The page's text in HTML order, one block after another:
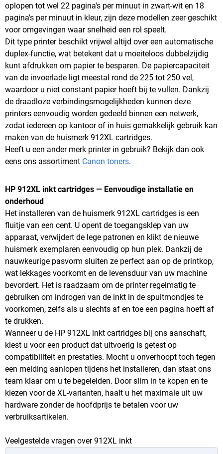
oplopen tot wel 22 pagina's per minuut in zwart-wit en 18
pagina's per minuut in kleur, zijn deze modellen zeer geschikt
voor omgevingen waar snelheid een rol speelt.
Dit type printer beschikt vrijwel altijd over een automatische
duplex-functie, wat betekent dat u moeiteloos dubbelzijdig
kunt afdrukken om papier te besparen. De papiercapaciteit
van de invoerlade ligt meestal rond de 225 tot 250 vel,
waardoor u niet constant papier hoeft bij te vullen. Dankzij
de draadloze verbindingsmogelijkheden kunnen deze
printers eenvoudig worden gedeeld binnen een netwerk,
zodat iedereen op kantoor of in huis gemakkelijk gebruik kan
maken van de huismerk 912XL cartridges.
Heeft u een ander merk printer in gebruik? Bekijk dan ook
eens ons assortiment Canon toners.
HP 912XL inkt cartridges — Eenvoudige installatie en
onderhoud
Het installeren van de huismerk 912XL cartridges is een
fluitje van een cent. U opent de toegangsklep van uw
apparaat, verwijdert de lege patronen en klikt de nieuwe
huismerk exemplaren eenvoudig op hun plek. Dankzij de
nauwkeurige pasvorm sluiten ze perfect aan op de printkop,
wat lekkages voorkomt en de levensduur van uw machine
bevordert. Het is raadzaam om de printer regelmatig te
gebruiken om indrogen van de inkt in de spuitmondjes te
voorkomen, zelfs als u slechts af en toe een pagina hoeft af
te drukken.
Wanneer u de HP 912XL inkt cartridges bij ons aanschaft,
kiest u voor een product dat uitvoerig is getest op
compatibiliteit en prestaties. Mocht u onverhoopt toch tegen
een melding aanlopen tijdens het installeren, dan staat ons
team klaar om u te begeleiden. Door slim in te kopen en te
kiezen voor de XL-varianten, haalt u het maximale uit uw
hardware zonder de hoofdprijs te betalen voor uw
verbruiksartikelen.
Veelgestelde vragen over 912XL inkt